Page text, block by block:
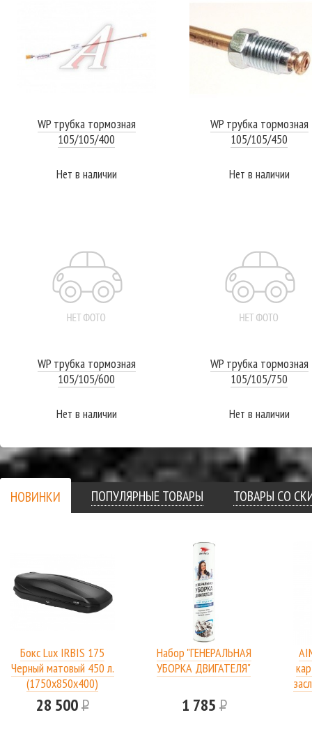
WP трубка тормозная
105/105/400
Нет в наличии
WP трубка тормозная
105/105/450
Нет в наличии
WP трубка тормозная
105/105/600
Нет в наличии
ПОДРОБНЕЕ
WP трубка тормозная
105/105/750
Нет в наличии
ПОДРОБНЕЕ
НОВИНКИ ПОПУЛЯРНЫЕ ТОВАРЫ ТОВАРЫ СО
Бокс Lux IRBIS 175
Черный матовый 450 л.
(1750х850х400)
28 500Р
Набор "ГЕНЕРАЛЬНАЯ
УБОРКА ДВИГАТЕЛЯ"
1 785Р